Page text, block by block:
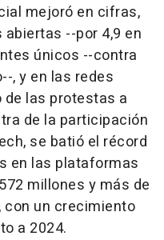
mejoró en cifras,
--por 4,9 en
únicos --contra
, y en las redes
las protestas a
de la participación
se batió el récord
en las plataformas
millones y más de
con un crecimiento
a 2024.